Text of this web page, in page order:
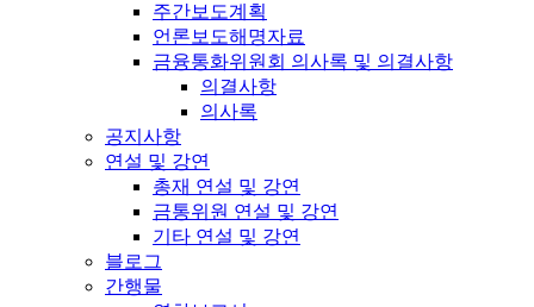
주간보도계획
언론보도해명자료
금융통화위원회 의사록 및 의결사항
의결사항
의사록
공지사항
연설 및 강연
총재 연설 및 강연
금통위원 연설 및 강연
기타 연설 및 강연
블로그
간행물